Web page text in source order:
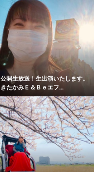
公開生放送！生出演いたします。
きたかみＥ＆Ｂｅエフ...